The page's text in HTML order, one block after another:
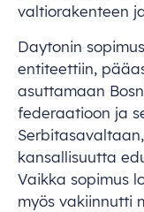
valtiorakenteen
Daytonin
entiteettiin,
asuttamaan
federaatioon ja
kansallisuutta
Vaikka sopimus
myös vakiinnutti